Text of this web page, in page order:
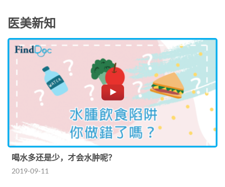
医美新知
喝水多还是少，才会水肿呢？
2019-09-11